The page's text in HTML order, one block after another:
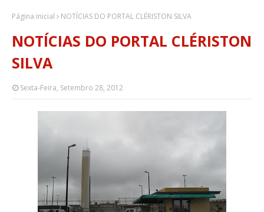
ESPORTE (TV BAHIA - REDE GLOBO 03/06/2024)
Página inicial NOTÍCIAS DO PORTAL CLÉRISTON SILVA
NOTÍCIAS DO PORTAL CLÉRISTON
SILVA
Sexta-Feira, Setembro 28, 2012